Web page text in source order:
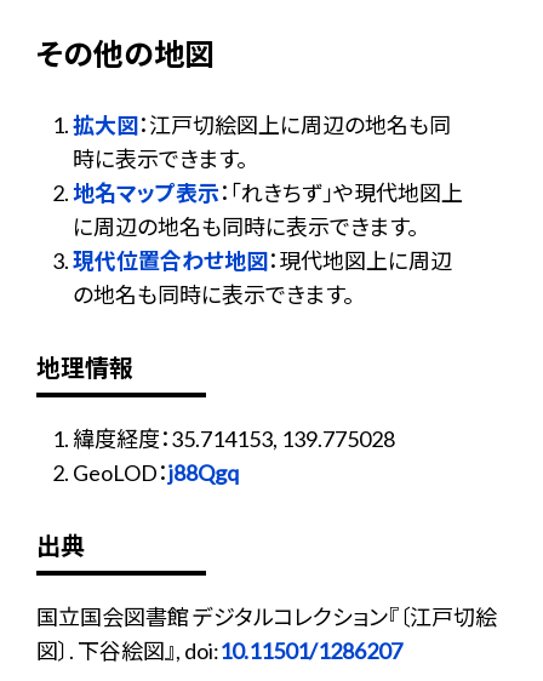
その他の地図
拡大図：江戸切絵図上に周辺の地名も同
時に表示できます。
地名マップ表示：「れきちず」や現代地図上
に周辺の地名も同時に表示できます。
現代位置合わせ地図：現代地図上に周辺
の地名も同時に表示できます。
地理情報
緯度経度：35.714153, 139.775028
GeoLOD：j88Qgq
出典
国立国会図書館 デジタルコレクション『〔江戸切絵
図〕. 下谷絵図』, doi:10.11501/1286207